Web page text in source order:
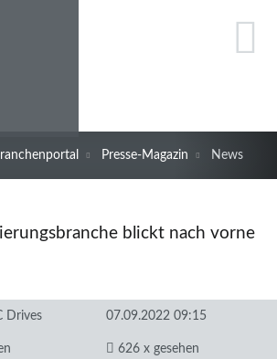
Presse-Magazin News
blickt nach vorne
Drives 07.09.2022 09:15
626 x gesehen